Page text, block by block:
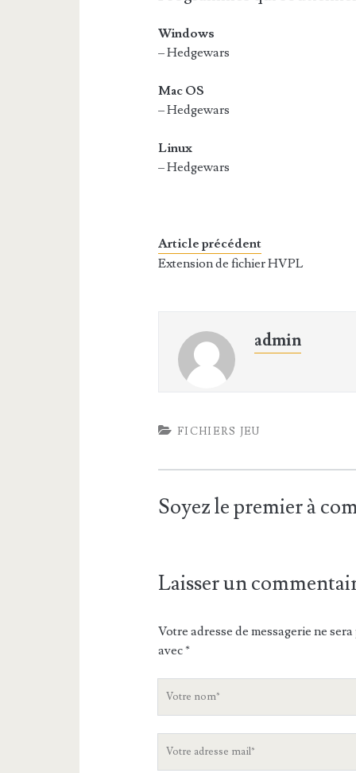
Windows
– Hedgewars
Mac OS
– Hedgewars
Linux
– Hedgewars
Article précédent
Extension de fichier HVPL
admin
FICHIERS JEU
Soyez le premier à
Laisser un
Votre adresse de messagerie ne
avec*
V
V